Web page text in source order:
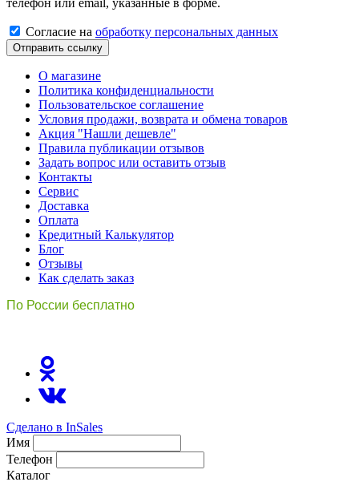
Cогласиe на обработку персональных данных
Отправить ссылку
О магазине
Политика конфиденциальности
Пользовательское соглашение
Условия продажи, возврата и обмена товаров
Акция "Нашли дешевле"
Правила публикации отзывов
Задать вопрос или оставить отзыв
Контакты
Сервис
Доставка
Оплата
Кредитный Калькулятор
Блог
Отзывы
Как сделать заказ
По России бесплатно
Сделано в InSales
Имя
Телефон
Каталог